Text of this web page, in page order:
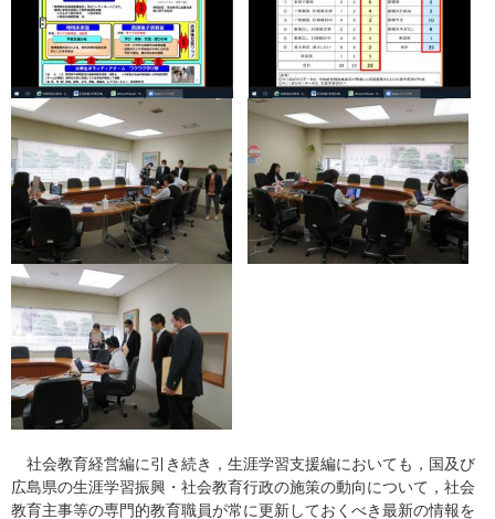
社会教育経営編に引き続き，生涯学習支援編においても，国及び
広島県の生涯学習振興・社会教育行政の施策の動向について，社会
教育主事等の専門的教育職員が常に更新しておくべき最新の情報を